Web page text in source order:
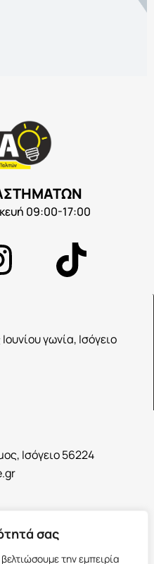
σας
την εμπειρία
09:00-17:00
γωνία, Ισόγειο
Ισόγειο 56224
38, Ισόγειο 45444